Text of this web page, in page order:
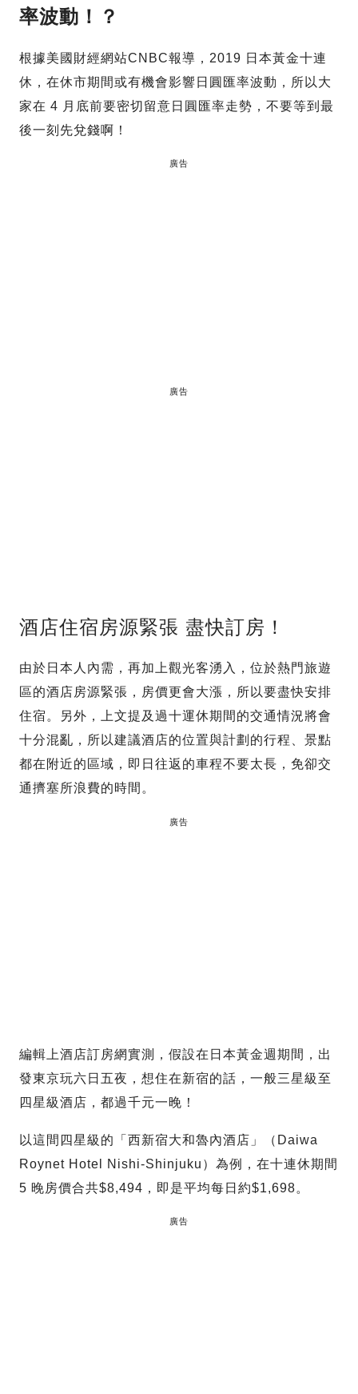
率波動！？
根據美國財經網站CNBC報導，2019 日本黃金十連
休，在休市期間或有機會影響日圓匯率波動，所以大
家在 4 月底前要密切留意日圓匯率走勢，不要等到最
後一刻先兌錢啊！
廣告
廣告
酒店住宿房源緊張 盡快訂房！
由於日本人內需，再加上觀光客湧入，位於熱門旅遊
區的酒店房源緊張，房價更會大漲，所以要盡快安排
住宿。另外，上文提及過十運休期間的交通情況將會
十分混亂，所以建議酒店的位置與計劃的行程、景點
都在附近的區域，即日往返的車程不要太長，免卻交
通擠塞所浪費的時間。
廣告
編輯上酒店訂房網實測，假設在日本黃金週期間，出
發東京玩六日五夜，想住在新宿的話，一般三星級至
四星級酒店，都過千元一晚！
以這間四星級的「西新宿大和魯內酒店」（Daiwa
Roynet Hotel Nishi-Shinjuku）為例，在十連休期間
5 晚房價合共$8,494，即是平均每日約$1,698。
廣告